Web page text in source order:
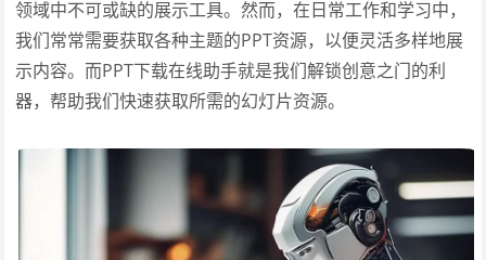
领域中不可或缺的展示工具。然而，在日常工作和学习中，
我们常常需要获取各种主题的PPT资源，以便灵活多样地展
示内容。而PPT下载在线助手就是我们解锁创意之门的利
器，帮助我们快速获取所需的幻灯片资源。